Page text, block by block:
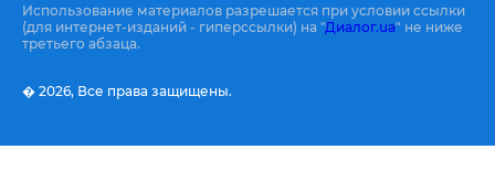
Использование материалов разрешается при условии ссылки
(для интернет-изданий - гиперссылки) на "Диалог.ua" не ниже
третьего абзаца.
� 2026, Все права защищены.